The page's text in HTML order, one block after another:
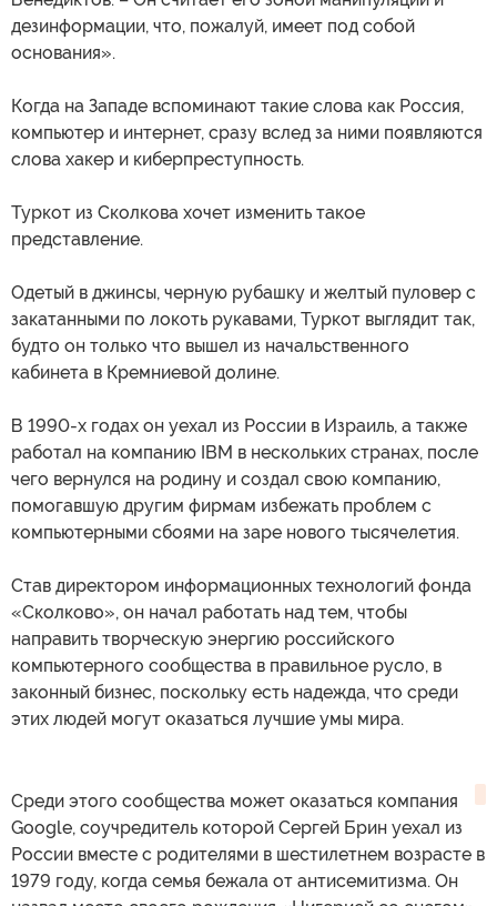
дезинформации, что, пожалуй, имеет под собой
основания».
Когда на Западе вспоминают такие слова как Россия,
компьютер и интернет, сразу вслед за ними появляются
слова хакер и киберпреступность.
Туркот из Сколкова хочет изменить такое
представление.
Одетый в джинсы, черную рубашку и желтый пуловер с
закатанными по локоть рукавами, Туркот выглядит так,
будто он только что вышел из начальственного
кабинета в Кремниевой долине.
В 1990-х годах он уехал из России в Израиль, а также
работал на компанию IBM в нескольких странах, после
чего вернулся на родину и создал свою компанию,
помогавшую другим фирмам избежать проблем с
компьютерными сбоями на заре нового тысячелетия.
Став директором информационных технологий фонда
«Сколково», он начал работать над тем, чтобы
направить творческую энергию российского
компьютерного сообщества в правильное русло, в
законный бизнес, поскольку есть надежда, что среди
этих людей могут оказаться лучшие умы мира.
Среди этого сообщества может оказаться компания
Google, соучредитель которой Сергей Брин уехал из
России вместе с родителями в шестилетнем возрасте в
1979 году, когда семья бежала от антисемитизма. Он